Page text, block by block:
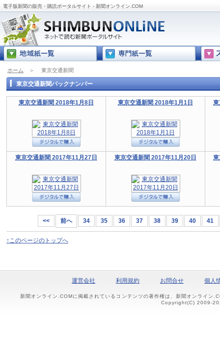
電子版新聞の販売・購読ポータルサイト - 新聞オンライン.COM
ホーム ＞ 東京交通新聞
東京交通新聞バックナンバー
東京交通新聞 2018年1月8日 東京交通新聞 2018年1月1日
東京交通新聞 2017年11月27日 東京交通新聞 2017年11月20日
<< 前へ 34 35 36 37 38 39 40 41
↑このページのトップへ
運営会社 利用規約 お問合せ 個人
新聞オンライン.COMに掲載されているコンテンツの著作権は、新聞オンライン
Copyright(C) 2009-